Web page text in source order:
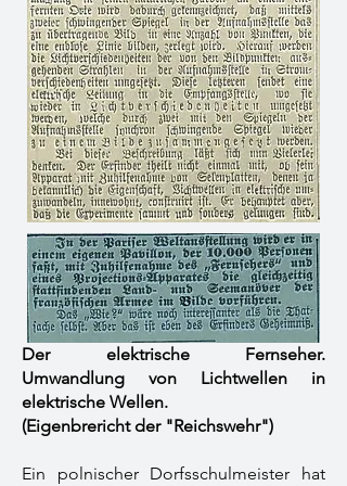
Der elektrische Fernseher.
Umwandlung von Lichtwellen in
elektrische Wellen.
​(Eigenbrericht der "Reichswehr")
Ein polnischer Dorfsschulmeister hat